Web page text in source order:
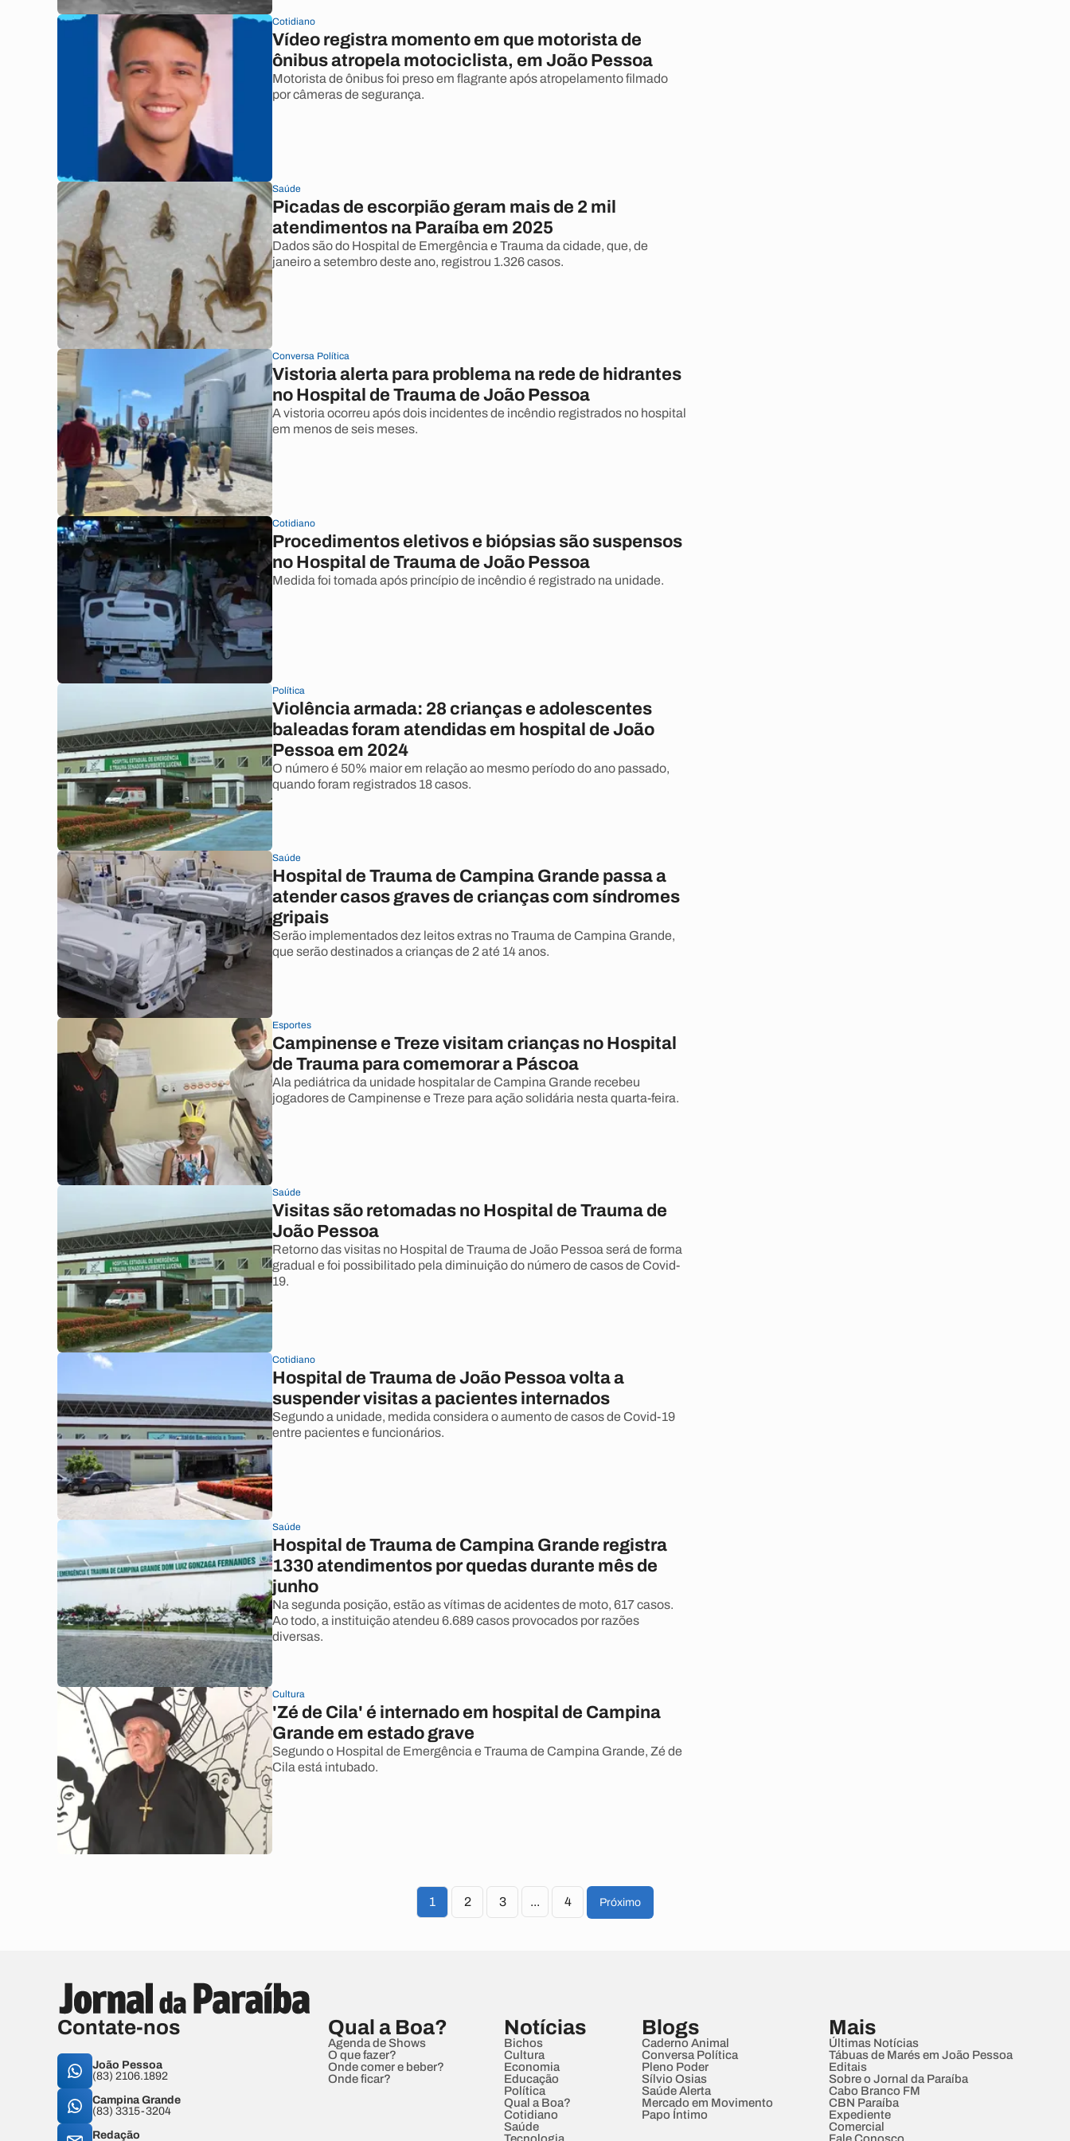
Cotidiano
Vídeo registra momento em que motorista de
ônibus atropela motociclista, em João Pessoa
Motorista de ônibus foi preso em flagrante após atropelamento filmado
por câmeras de segurança.
Saúde
Picadas de escorpião geram mais de 2 mil
atendimentos na Paraíba em 2025
Dados são do Hospital de Emergência e Trauma da cidade, que, de
janeiro a setembro deste ano, registrou 1.326 casos.
Conversa Política
Vistoria alerta para problema na rede de hidrantes
no Hospital de Trauma de João Pessoa
A vistoria ocorreu após dois incidentes de incêndio registrados no hospital
em menos de seis meses.
Cotidiano
Procedimentos eletivos e biópsias são suspensos
no Hospital de Trauma de João Pessoa
Medida foi tomada após princípio de incêndio é registrado na unidade.
Política
Violência armada: 28 crianças e adolescentes
baleadas foram atendidas em hospital de João
Pessoa em 2024
O número é 50% maior em relação ao mesmo período do ano passado,
quando foram registrados 18 casos.
Saúde
Hospital de Trauma de Campina Grande passa a
atender casos graves de crianças com síndromes
gripais
Serão implementados dez leitos extras no Trauma de Campina Grande,
que serão destinados a crianças de 2 até 14 anos.
Esportes
Campinense e Treze visitam crianças no Hospital
de Trauma para comemorar a Páscoa
Ala pediátrica da unidade hospitalar de Campina Grande recebeu
jogadores de Campinense e Treze para ação solidária nesta quarta-feira.
Saúde
Visitas são retomadas no Hospital de Trauma de
João Pessoa
Retorno das visitas no Hospital de Trauma de João Pessoa será de forma
gradual e foi possibilitado pela diminuição do número de casos de Covid-
19.
Cotidiano
Hospital de Trauma de João Pessoa volta a
suspender visitas a pacientes internados
Segundo a unidade, medida considera o aumento de casos de Covid-19
entre pacientes e funcionários.
Saúde
Hospital de Trauma de Campina Grande registra
1330 atendimentos por quedas durante mês de
junho
Na segunda posição, estão as vítimas de acidentes de moto, 617 casos.
Ao todo, a instituição atendeu 6.689 casos provocados por razões
diversas.
Cultura
'Zé de Cila' é internado em hospital de Campina
Grande em estado grave
Segundo o Hospital de Emergência e Trauma de Campina Grande, Zé de
Cila está intubado.
1 2 3 ... 4 Próximo
Contate-nos
João Pessoa
(83) 2106.1892
Campina Grande
(83) 3315-3204
Redação
Qual a Boa?
Agenda de Shows
O que fazer?
Onde comer e beber?
Onde ficar?
Notícias
Bichos
Cultura
Economia
Educação
Política
Qual a Boa?
Cotidiano
Saúde
Blogs
Caderno Animal
Conversa Política
Pleno Poder
Sílvio Osias
Saúde Alerta
Mercado em Movimento
Papo Íntimo
Mais
Últimas Notícias
Tábuas de Marés em João Pessoa
Editais
Sobre o Jornal da Paraíba
Cabo Branco FM
CBN Paraíba
Expediente
Comercial